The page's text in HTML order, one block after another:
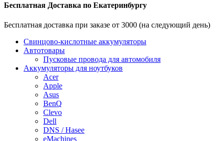
Бесплатная Доставка по Екатеринбургу
Бесплатная доставка при заказе от 3000 (на следующий день)
Cвинцово-кислотные аккумуляторы
Автотовары
Пусковые провода для автомобиля
Аккумуляторы для ноутбуков
Acer
Apple
Asus
BenQ
Clevo
Dell
DNS / Hasee
eMachines